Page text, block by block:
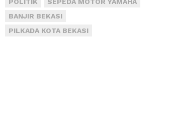
BANJIR BEKASI
PILKADA KOTA BEKASI